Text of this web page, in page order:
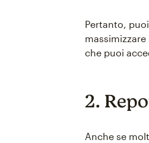
Pertanto,
che puoi
2.
Anche se